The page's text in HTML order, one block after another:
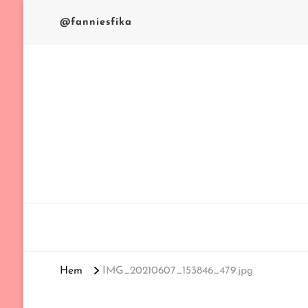
@fanniesfika
Hem IMG_20210607_153846_479.jpg